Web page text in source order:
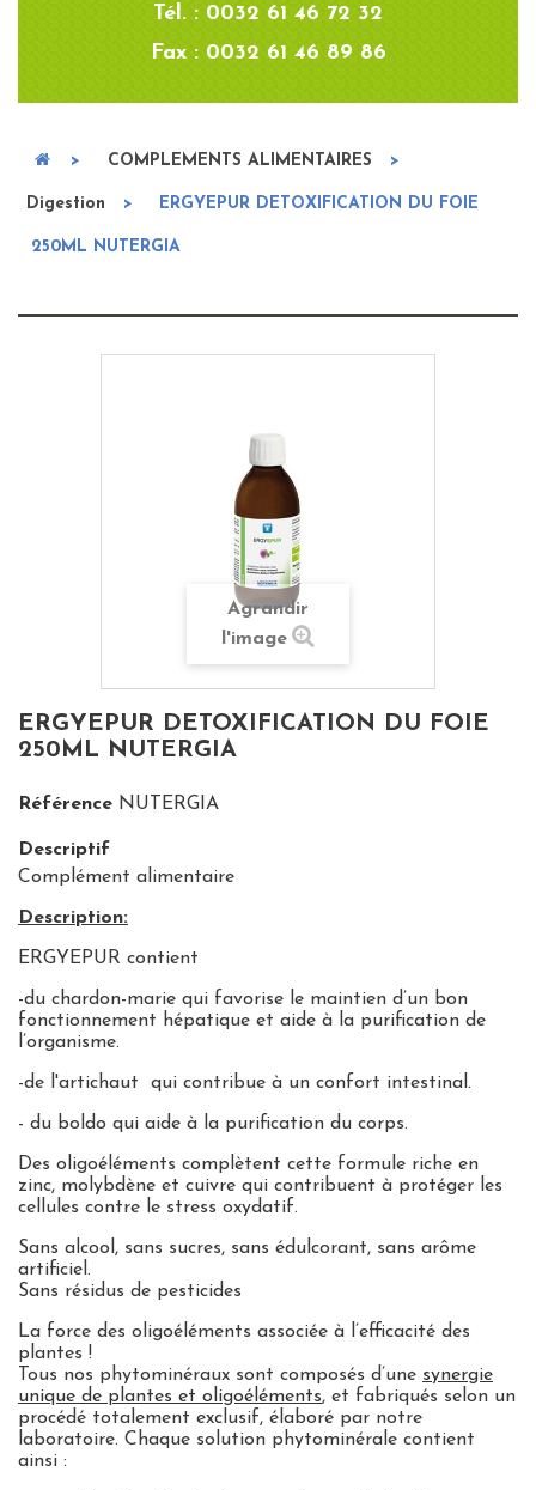
Tél. : 0032 61 46 72 32
Fax : 0032 61 46 89 86
> COMPLEMENTS ALIMENTAIRES >
Digestion > ERGYEPUR DETOXIFICATION DU FOIE
250ML NUTERGIA
Agrandir
l'image
ERGYEPUR DETOXIFICATION DU FOIE
250ML NUTERGIA
Référence NUTERGIA
Descriptif
Complément alimentaire
Description:
ERGYEPUR contient
-du chardon-marie qui favorise le maintien d’un bon
fonctionnement hépatique et aide à la purification de
l’organisme.
-de l'artichaut qui contribue à un confort intestinal.
- du boldo qui aide à la purification du corps.
Des oligoéléments complètent cette formule riche en
zinc, molybdène et cuivre qui contribuent à protéger les
cellules contre le stress oxydatif.
Sans alcool, sans sucres, sans édulcorant, sans arôme
artificiel.
Sans résidus de pesticides
La force des oligoéléments associée à l’efficacité des
plantes !
Tous nos phytominéraux sont composés d’une synergie
unique de plantes et oligoéléments, et fabriqués selon un
procédé totalement exclusif, élaboré par notre
laboratoire. Chaque solution phytominérale contient
ainsi :